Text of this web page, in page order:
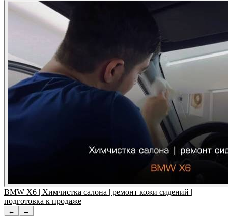
BMW X6 | Химчистка салона | ремонт кожи сидений |
подготовка к продаже
← →